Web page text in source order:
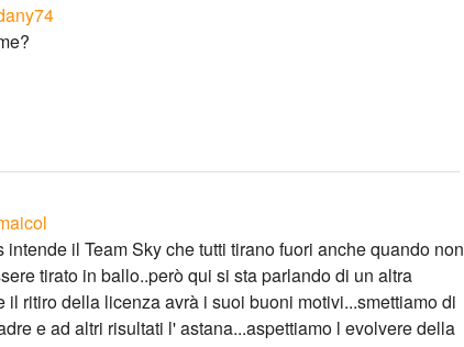
il Team Sky che tutti tirano fuori anche quando non
tirato in ballo..però qui si sta parlando di un altra
il ritiro della licenza avrà i suoi buoni motivi...smettiamo di
e ad altri risultati l' astana...aspettiamo l evolvere della